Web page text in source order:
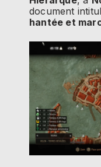
document
hantée et